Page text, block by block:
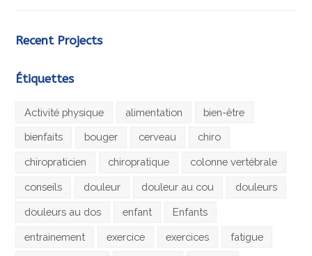
Recent Projects
Étiquettes
Activité physique alimentation bien-être
bienfaits bouger cerveau chiro
chiropraticien chiropratique colonne vertébrale
conseils douleur douleur au cou douleurs
douleurs au dos enfant Enfants
entrainement exercice exercices fatigue